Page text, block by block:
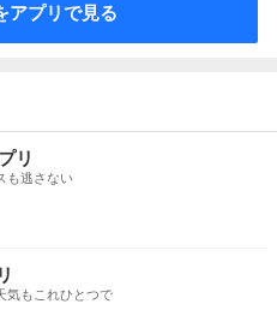
アプリで見る
リ
も逃さない
気もこれひとつで